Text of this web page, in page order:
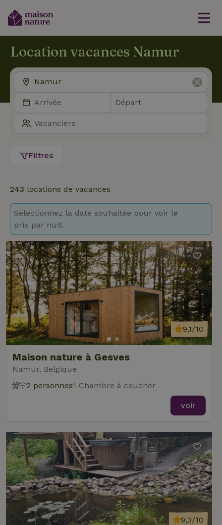
Location vacances Namur
Filtres
243 locations de vacances
Sélectionnez la date souhaitée pour voir le
prix par nuit.
Maison nature à Gesves
Namur, Belgique
9,1/10
2 personnes1 Chambre à coucher
voir
9,3/10